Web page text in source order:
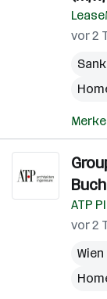
vor 2
ATP
vor 2